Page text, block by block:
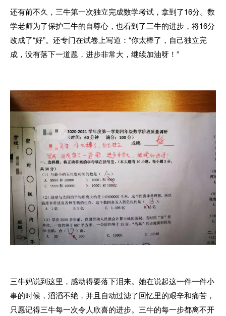
还有前不久，三牛第一次独立完成数学考试，拿到了16分。数
学老师为了保护三牛的自尊心，也看到了三牛的进步，将16分
改成了“好”。还专门在试卷上写道：“你太棒了，自己独立完
成，没有落下一道题，进步非常大，继续加油呀！”
三牛妈说到这里，感动得要落下泪来。她在说起这一件一件小
事的时候，滔滔不绝，并且自动过滤了回忆里的艰辛和痛苦，
只愿记得三牛每一次令人欣喜的进步。三牛的每一步都离不开